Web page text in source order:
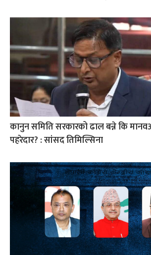
कानुन समिति सरकारको ढाल बन्ने कि
पहरेदार? : सांसद तिमिल्सिना